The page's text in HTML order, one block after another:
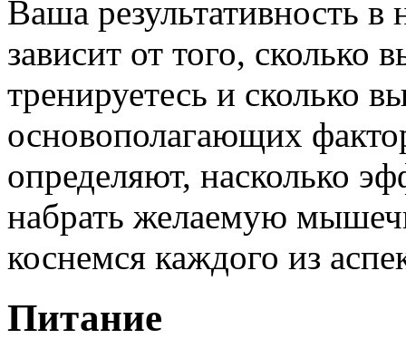
Ваша результативность
зависит от того, сколько
тренируетесь и сколько
основополагающих
определяют, насколько
набрать желаемую
коснемся каждого из
Питание